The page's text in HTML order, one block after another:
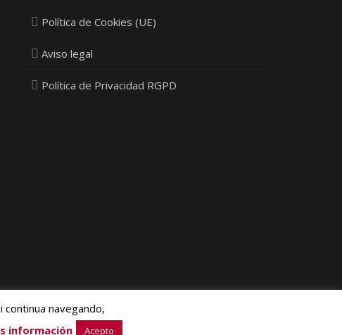
Política de Cookies (UE)
Aviso legal
Política de Privacidad RGPD
navegando,
información Acepto